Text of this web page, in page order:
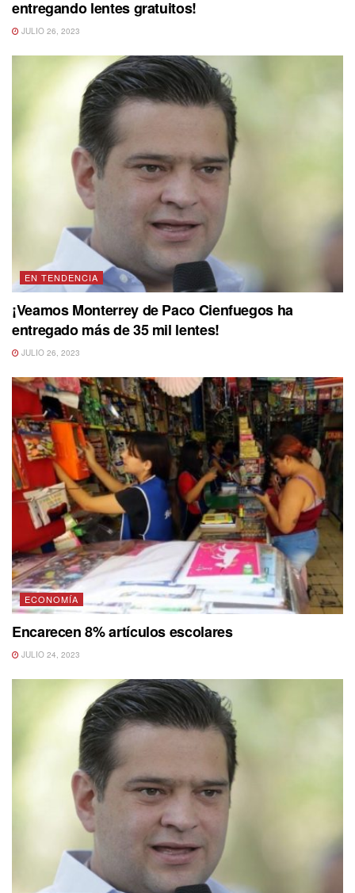
entregando lentes gratuitos!
JULIO 26, 2023
EN TENDENCIA
¡Veamos Monterrey de Paco Cienfuegos ha
entregado más de 35 mil lentes!
JULIO 26, 2023
ECONOMÍA
Encarecen 8% artículos escolares
JULIO 24, 2023